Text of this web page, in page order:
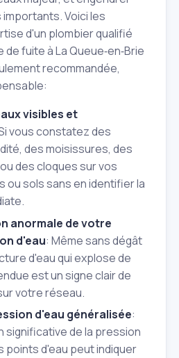
Voici les
d'un plombier qualifié
fuite à La Queue‑en‑Brie
recommandée,
visibles et
vous constatez des
des moisissures, des
des cloques sur vos
ou sols sans en identifier la
anormale de votre
d'eau: Même sans dégât
d'eau qui explose de
est un signe clair de
votre réseau.
d'eau généralisée:
significative de la pression
points d'eau peut indiquer